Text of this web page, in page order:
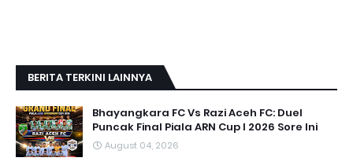
BERITA TERKINI LAINNYA
Bhayangkara FC Vs Razi Aceh FC: Duel
Puncak Final Piala ARN Cup I 2026 Sore Ini
August 04, 2026